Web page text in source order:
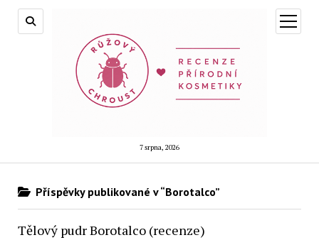
7 srpna, 2026
otevřít
menu
Příspěvky publikované v “Borotalco”
Tělový pudr Borotalco (recenze)